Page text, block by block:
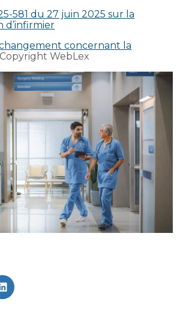
581 du 27 juin 2025 sur la
d’infirmier
concernant la
WebLex